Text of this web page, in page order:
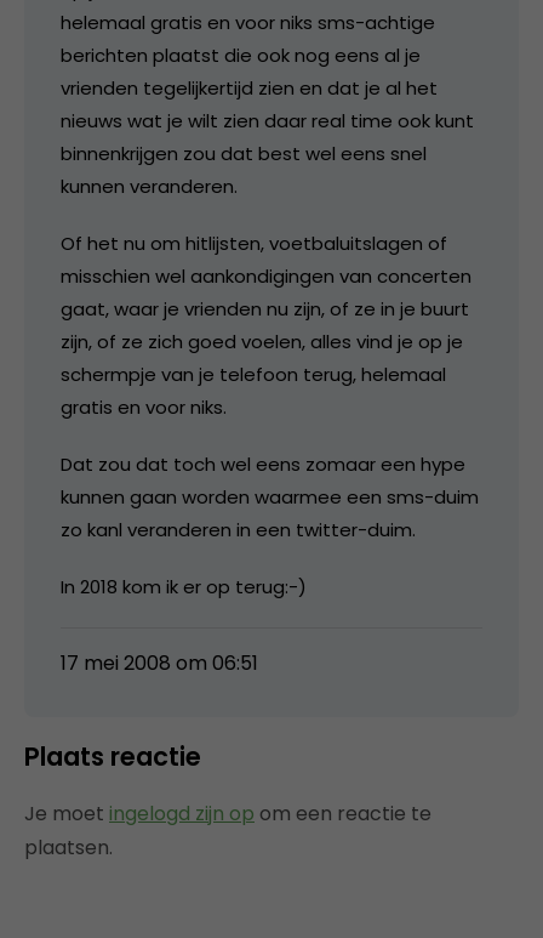
helemaal gratis en voor niks sms-achtige
berichten plaatst die ook nog eens al je
vrienden tegelijkertijd zien en dat je al het
nieuws wat je wilt zien daar real time ook kunt
binnenkrijgen zou dat best wel eens snel
kunnen veranderen.
Of het nu om hitlijsten, voetbaluitslagen of
misschien wel aankondigingen van concerten
gaat, waar je vrienden nu zijn, of ze in je buurt
zijn, of ze zich goed voelen, alles vind je op je
schermpje van je telefoon terug, helemaal
gratis en voor niks.
Dat zou dat toch wel eens zomaar een hype
kunnen gaan worden waarmee een sms-duim
zo kanl veranderen in een twitter-duim.
In 2018 kom ik er op terug:-)
17 mei 2008 om 06:51
Plaats reactie
Je moet ingelogd zijn op om een reactie te
plaatsen.